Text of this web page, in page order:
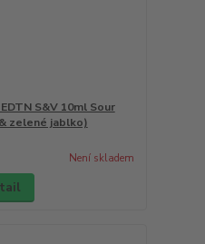
S&V 10ml Sour
zelené jablko)
Není skladem